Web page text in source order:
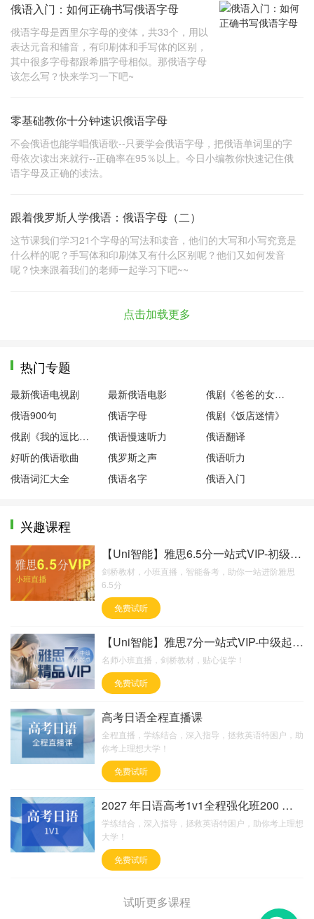
俄语入门：如何正确书写俄语字母
俄语字母是西里尔字母的变体，共33个，用以
表达元音和辅音，有印刷体和手写体的区别，
其中很多字母都跟希腊字母相似。那俄语字母
该怎么写？快来学习一下吧~
零基础教你十分钟速识俄语字母
不会俄语也能学唱俄语歌--只要学会俄语字母，把俄语单词里的字
母依次读出来就行--正确率在95％以上。今日小编教你快速记住俄
语字母及正确的读法。
跟着俄罗斯人学俄语：俄语字母（二）
这节课我们学习21个字母的写法和读音，他们的大写和小写究竟是
什么样的呢？手写体和印刷体又有什么区别呢？他们又如何发音
呢？快来跟着我们的老师一起学习下吧~~
点击加载更多
热门专题
最新俄语电视剧 最新俄语电影
俄剧《爸爸的女儿们》
俄语900句
俄语字母
俄剧《饭店迷情》
俄剧《我的逗比老师》
俄语慢速听力
俄语翻译
好听的俄语歌曲
俄罗斯之声
俄语听力
俄语词汇大全
俄语名字 俄语入门
兴趣课程
【Uni智能】雅思6.5分一站式VIP-初级起点【
剑桥教材，小班直播，智能备考，助你一站进阶雅思
6.5分
免费试听
【Uni智能】雅思7分一站式VIP-中级起点【签
名师小班直播，剑桥教材，贴心促学！
免费试听
高考日语全程直播课
全程直播，学练结合，深入指导，拯救英语特困户，助
你考上理想大学！
免费试听
2027 年日语高考1v1全程强化班200 课时
学练结合，深入指导，拯救英语特困户，助你考上理想
大学！
免费试听
试听更多课程